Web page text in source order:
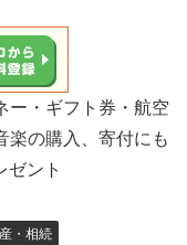
ー・ギフト券・航空
楽の購入、寄付にも
ゼント
・相続